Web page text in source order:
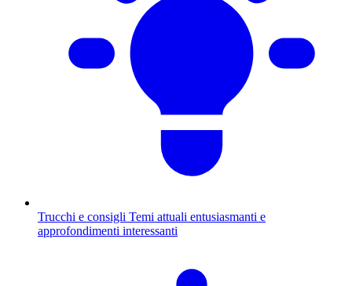
Trucchi e consigli Temi attuali entusiasmanti e
approfondimenti interessanti